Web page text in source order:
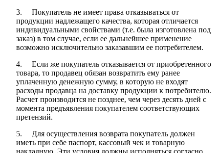
3. Покупатель не имеет права отказываться от
продукции надлежащего качества, которая отличается
индивидуальными свойствами (т.е. была изготовлена под
заказ) в том случае, если ее дальнейшее применение
возможно исключительно заказавшим ее потребителем.
4. Если же покупатель отказывается от приобретенного
товара, то продавец обязан возвратить ему ранее
уплаченную денежную сумму, в которую не входят
расходы продавца на доставку продукции к потребителю.
Расчет производится не позднее, чем через десять дней с
момента предъявления покупателем соответствующих
претензий.
5. Для осуществления возврата покупатель должен
иметь при себе паспорт, кассовый чек и товарную
накладную. Эти условия должны исполняться согласно